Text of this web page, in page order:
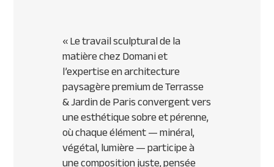
«Le travail sculptural de la
matière chez Domani et
l’expertise en architecture
paysagère premium de Terrasse
& Jardin de Paris convergent vers
une esthétique sobre et pérenne,
où chaque élément — minéral,
végétal, lumière — participe à